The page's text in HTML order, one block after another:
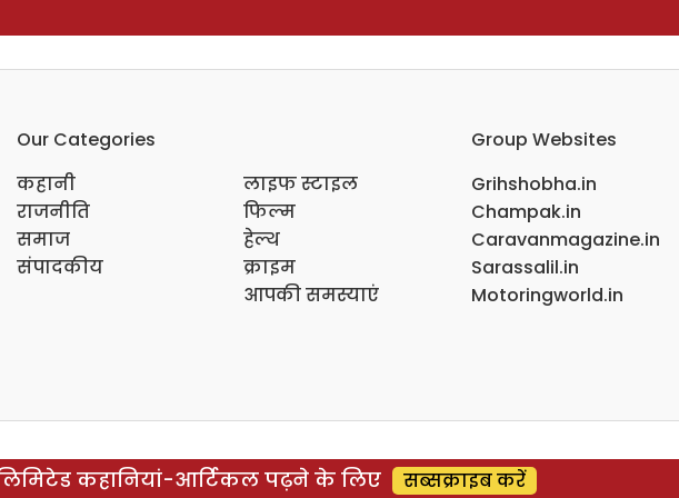
Our Categories
कहानी
राजनीति
समाज
संपादकीय
लाइफ स्टाइल
फिल्म
हेल्थ
क्राइम
आपकी समस्याएं
Group Websites
Grihshobha.in
Champak.in
Caravanmagazine.in
Sarassalil.in
Motoringworld.in
कहानियां-आर्टिकल पढ़ने के लिए सब्सक्राइब करें